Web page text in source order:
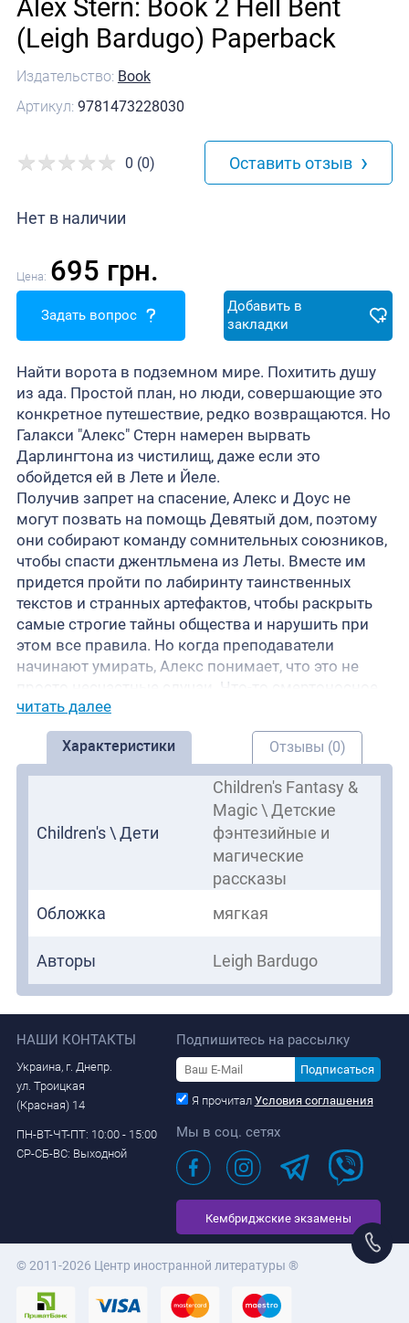
Издательство: Book
Артикул: 9781473228030
Alex Stern: Book 2 Hell Bent
(Leigh Bardugo) Paperback
Нет в наличии
0 (0) Оставить отзыв ›
Цена: 695 грн.
Задать вопрос
Добавить в
закладки
Найти ворота в подземном мире. Похитить душу
из ада. Простой план, но люди, совершающие это
конкретное путешествие, редко возвращаются. Но
Галакси "Алекс" Стерн намерен вырвать
Дарлингтона из чистилищ, даже если это
обойдется ей в Лете и Йеле.
Получив запрет на спасение, Алекс и Доус не
могут позвать на помощь Девятый дом, поэтому
они собирают команду сомнительных союзников,
чтобы спасти джентльмена из Леты. Вместе им
придется пройти по лабиринту таинственных
текстов и странных артефактов, чтобы раскрыть
самые строгие тайны общества и нарушить при
этом все правила. Но когда преподаватели
начинают умирать, Алекс понимает, что это не
просто несчастные случаи. Что-то смертоносное
действует в Нью-Гейвене, и если она собирается
выжить, ей придется считаться с монстрами
своего прошлого и тьмой, залегшей в стены
университета.
читать далее
Характеристики Отзывы (0)
Children's \ Дети
Children's Fantasy &
Magic \ Детские
фэнтезийные и
магические
рассказы
Обложка
мягкая
Авторы Leigh Bardugo
НАШИ КОНТАКТЫ
Украина, г. Днепр.
ул. Троицкая
(Красная) 14
ПН-ВТ-ЧТ-ПТ: 10:00 - 15:00
СР-СБ-ВС: Выходной
Подпишитесь на рассылку
Подписаться
Я прочитал Условия соглашения
Мы в соц. сетях
Кембриджские экзамены
© 2011-2026 Центр иностранной литературы ®